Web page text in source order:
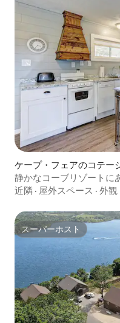
ケープ・フェアのコテー
静かなコーブリゾートに
近隣 · 屋外スペース · 外観
スーパーホスト
スーパーホスト